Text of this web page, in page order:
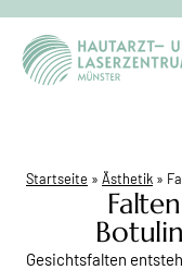
Startseite » Ästhetik »
Gesichtsfalten